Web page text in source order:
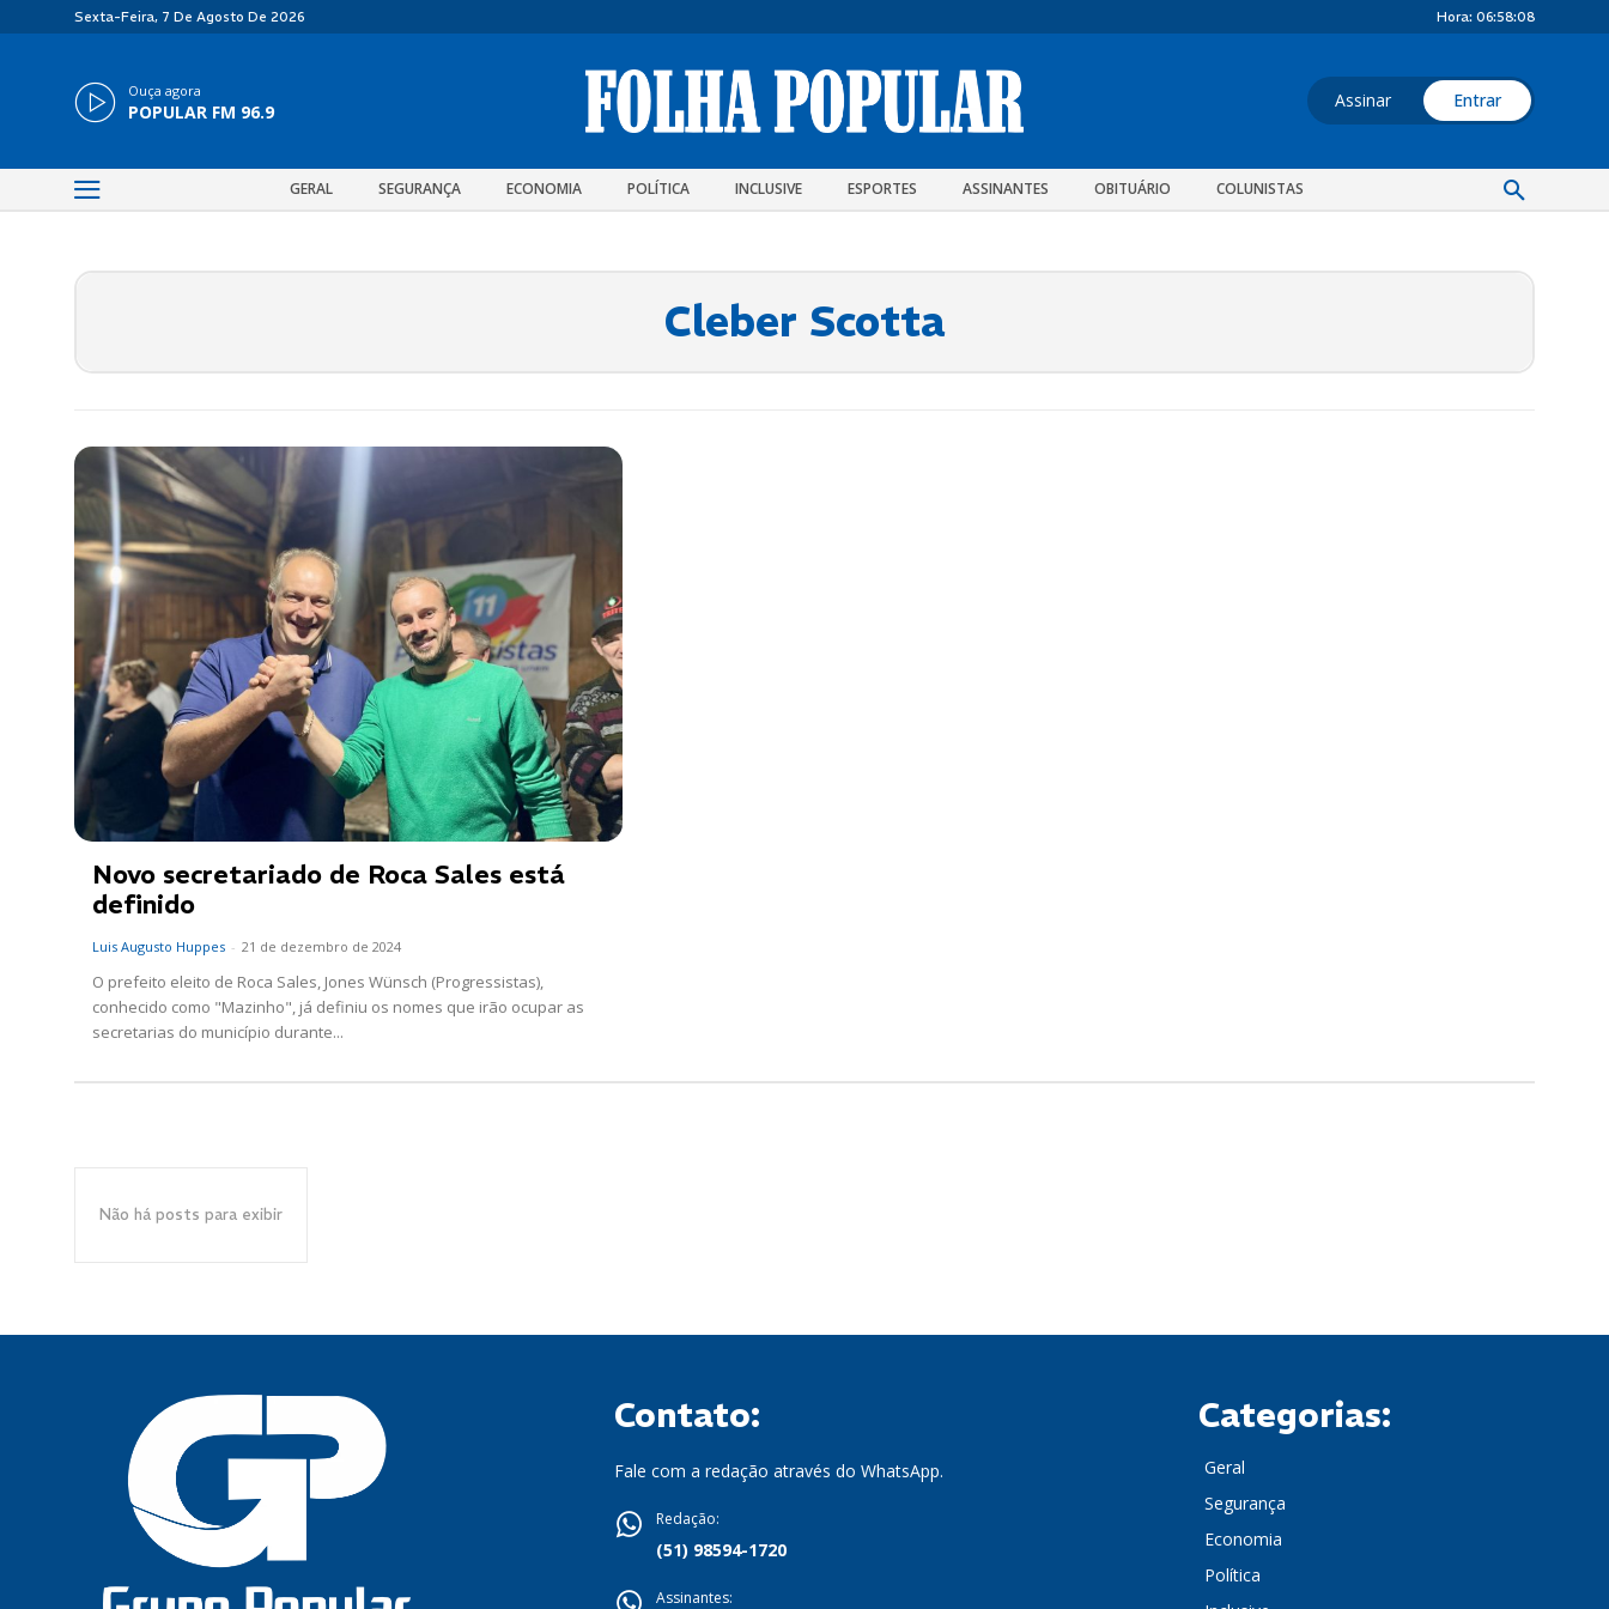
Sexta-Feira, 7 De Agosto De 2026 Hora: 06:58:09
Ouça agora
POPULAR FM 96.9 Assinar Entrar
GERAL SEGURANÇA ECONOMIA POLÍTICA INCLUSIVE ESPORTES ASSINANTES OBITUÁRIO COLUNISTAS
Cleber Scotta
Novo secretariado de Roca Sales está
definido
Luis Augusto Huppes - 21 de dezembro de 2024
O prefeito eleito de Roca Sales, Jones Wünsch (Progressistas),
conhecido como "Mazinho", já definiu os nomes que irão ocupar as
secretarias do município durante...
Não há posts para exibir
Contato:
Fale com a redação através do WhatsApp.
Redação:
(51) 98594-1720
Assinantes:
Categorias:
Geral
Segurança
Economia
Política